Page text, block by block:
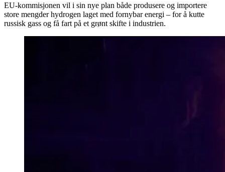
EU-kommisjonen vil i sin nye plan både produsere og importere
store mengder hydrogen laget med fornybar energi – for å kutte
russisk gass og få fart på et grønt skifte i industrien.